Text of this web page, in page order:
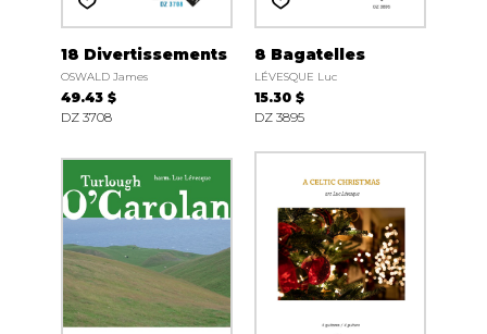
18 Divertissements
OSWALD James
49.43 $
DZ 3708
8 Bagatelles
LÉVESQUE Luc
15.30 $
DZ 3895